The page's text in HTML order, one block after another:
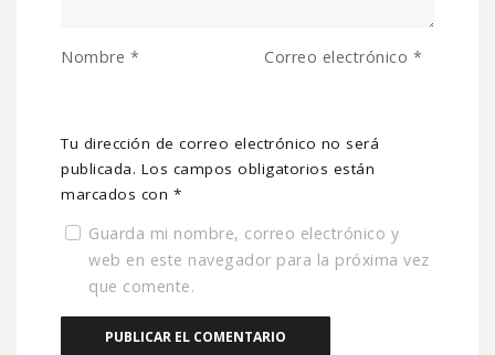
Tu dirección de correo electrónico no será
publicada. Los campos obligatorios están
marcados con *
Nombre * Correo electrónico *
Guarda mi nombre, correo electrónico y
web en este navegador para la próxima vez
que comente.